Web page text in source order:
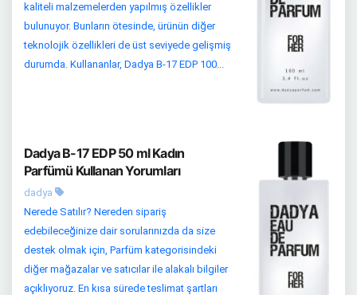
kaliteli malzemelerden yapılmış özellikler
bulunuyor. Bunların ötesinde, ürünün diğer
teknolojik özellikleri de üst seviyede gelişmiş
durumda. Kullananlar, Dadya B-17 EDP 100...
Dadya B-17 EDP 50 ml Kadın
Parfümü Kullanan Yorumları
dadya
Nerede Satılır? Nereden sipariş
edebileceğinize dair sorularınızda da size
destek olmak için, Parfüm kategorisindeki
diğer mağazalar ve satıcılar ile alakalı bilgiler
açıklıyoruz. En kısa sürede teslimat şartları